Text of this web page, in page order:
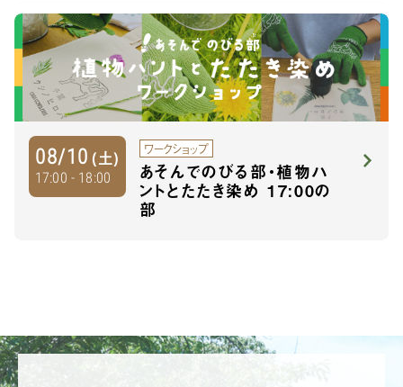
08/10 (土)
17:00 - 18:00
ワークショップ
あそんでのびる部・植物ハ
ントとたたき染め 17:00の
部